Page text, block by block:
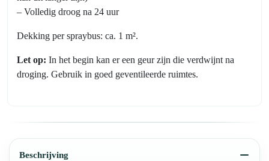
– Volledig droog na 24 uur
Dekking per spraybus: ca. 1 m².
Let op: In het begin kan er een geur zijn die verdwijnt na
droging. Gebruik in goed geventileerde ruimtes.
Beschrijving